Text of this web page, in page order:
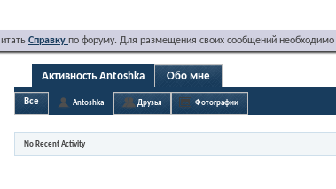
Справку по форуму. Для размещения своих сообщений необходимо
Активность Antoshka Обо мне
Все Antoshka Друзья Фотографии
No Recent Activity